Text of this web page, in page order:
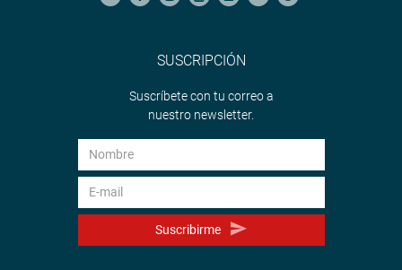
SUSCRIPCIÓN
Suscríbete con tu correo a
nuestro newsletter.
Suscribirme